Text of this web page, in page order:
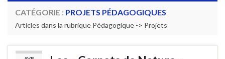
CATÉGORIE : PROJETS PÉDAGOGIQUES
Articles dans la rubrique Pédagogique -> Projets